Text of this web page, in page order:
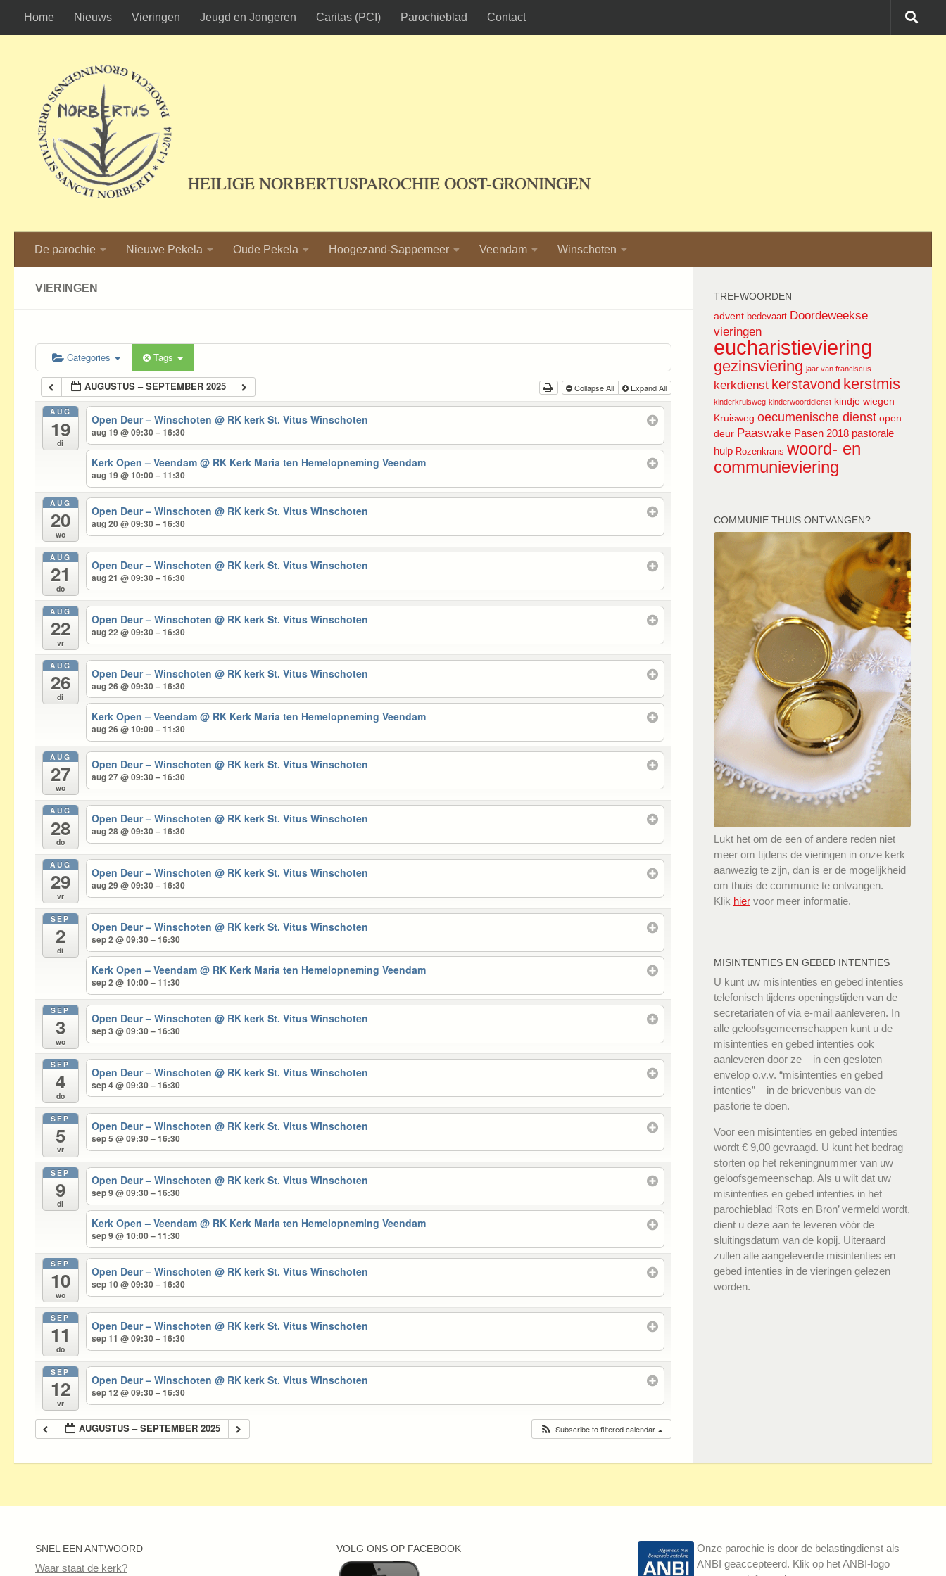
Ga naar de inhoud
Home Nieuws Vieringen Jeugd en Jongeren Caritas (PCI) Parochieblad Contact
HEILIGE NORBERTUSPAROCHIE OOST-GRONINGEN
De parochie Nieuwe Pekela Oude Pekela Hoogezand-Sappemeer Veendam Winschoten
VIERINGEN
Categories Tags
AUGUSTUS – SEPTEMBER 2025 Collapse All Expand All
AUG
19
di
Open Deur – Winschoten@ RK kerk St. Vitus Winschoten
aug 19 @ 09:30 – 16:30
Kerk Open – Veendam@ RK Kerk Maria ten Hemelopneming Veendam
aug 19 @ 10:00 – 11:30
AUG
20
wo
Open Deur – Winschoten@ RK kerk St. Vitus Winschoten
aug 20 @ 09:30 – 16:30
AUG
21
do
Open Deur – Winschoten@ RK kerk St. Vitus Winschoten
aug 21 @ 09:30 – 16:30
AUG
22
vr
Open Deur – Winschoten@ RK kerk St. Vitus Winschoten
aug 22 @ 09:30 – 16:30
AUG
26
di
Open Deur – Winschoten@ RK kerk St. Vitus Winschoten
aug 26 @ 09:30 – 16:30
Kerk Open – Veendam@ RK Kerk Maria ten Hemelopneming Veendam
aug 26 @ 10:00 – 11:30
AUG
27
wo
Open Deur – Winschoten@ RK kerk St. Vitus Winschoten
aug 27 @ 09:30 – 16:30
AUG
28
do
Open Deur – Winschoten@ RK kerk St. Vitus Winschoten
aug 28 @ 09:30 – 16:30
AUG
29
vr
Open Deur – Winschoten@ RK kerk St. Vitus Winschoten
aug 29 @ 09:30 – 16:30
SEP
2
di
Open Deur – Winschoten@ RK kerk St. Vitus Winschoten
sep 2 @ 09:30 – 16:30
Kerk Open – Veendam@ RK Kerk Maria ten Hemelopneming Veendam
sep 2 @ 10:00 – 11:30
SEP
3
wo
Open Deur – Winschoten@ RK kerk St. Vitus Winschoten
sep 3 @ 09:30 – 16:30
SEP
4
do
Open Deur – Winschoten@ RK kerk St. Vitus Winschoten
sep 4 @ 09:30 – 16:30
SEP
5
vr
Open Deur – Winschoten@ RK kerk St. Vitus Winschoten
sep 5 @ 09:30 – 16:30
SEP
9
di
Open Deur – Winschoten@ RK kerk St. Vitus Winschoten
sep 9 @ 09:30 – 16:30
Kerk Open – Veendam@ RK Kerk Maria ten Hemelopneming Veendam
sep 9 @ 10:00 – 11:30
SEP
10
wo
Open Deur – Winschoten@ RK kerk St. Vitus Winschoten
sep 10 @ 09:30 – 16:30
SEP
11
do
Open Deur – Winschoten@ RK kerk St. Vitus Winschoten
sep 11 @ 09:30 – 16:30
SEP
12
vr
Open Deur – Winschoten@ RK kerk St. Vitus Winschoten
sep 12 @ 09:30 – 16:30
AUGUSTUS – SEPTEMBER 2025 Subscribe to filtered calendar
TREFWOORDEN
advent bedevaart Doordeweekse
vieringen
eucharistieviering
gezinsviering jaar van franciscus
kerkdienst kerstavond kerstmis
kinderkruisweg kinderwoorddienst kindje wiegen
Kruisweg oecumenische dienst open
deur Paaswake Pasen 2018 pastorale
hulp Rozenkrans woord- en
communieviering
COMMUNIE THUIS ONTVANGEN?
Lukt het om de een of andere reden niet
meer om tijdens de vieringen in onze kerk
aanwezig te zijn, dan is er de mogelijkheid
om thuis de communie te ontvangen.
Klik hier voor meer informatie.
MISINTENTIES EN GEBED INTENTIES
U kunt uw misintenties en gebed intenties
telefonisch tijdens openingstijden van de
secretariaten of via e-mail aanleveren. In
alle geloofsgemeenschappen kunt u de
misintenties en gebed intenties ook
aanleveren door ze – in een gesloten
envelop o.v.v. “misintenties en gebed
intenties” – in de brievenbus van de
pastorie te doen.
Voor een misintenties en gebed intenties
wordt € 9,00 gevraagd. U kunt het bedrag
storten op het rekeningnummer van uw
geloofsgemeenschap. Als u wilt dat uw
misintenties en gebed intenties in het
parochieblad ‘Rots en Bron’ vermeld wordt,
dient u deze aan te leveren vóór de
sluitingsdatum van de kopij. Uiteraard
zullen alle aangeleverde misintenties en
gebed intenties in de vieringen gelezen
worden.
SNEL EEN ANTWOORD
Waar staat de kerk?
VOLG ONS OP FACEBOOK
Onze parochie is door de belastingdienst als
ANBI geaccepteerd. Klik op het ANBI-logo